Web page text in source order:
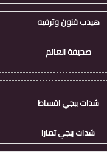
هيدب فنون وترفيه
صحيفة العالم
شدات ببجي اقساط
شدات ببجي تمارا